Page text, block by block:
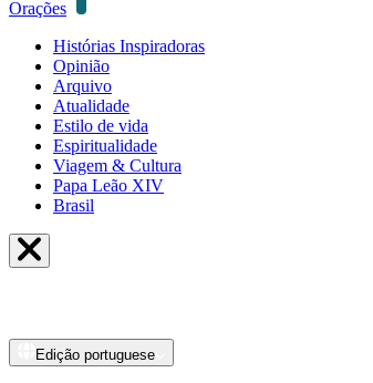
Orações
Histórias Inspiradoras
Opinião
Arquivo
Atualidade
Estilo de vida
Espiritualidade
Viagem & Cultura
Papa Leão XIV
Brasil
Edição portuguese